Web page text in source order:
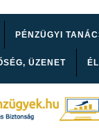
PÉNZÜGYI
ÜZENET